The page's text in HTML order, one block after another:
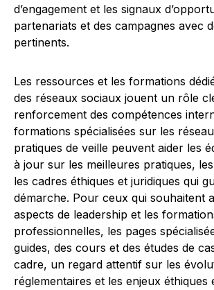
d’engagement et les signaux
partenariats et des campagnes avec
pertinents.
Les ressources et les formations
des réseaux sociaux jouent un rôle
renforcement des compétences
formations spécialisées sur les
pratiques de veille peuvent aider les
à jour sur les meilleures pratiques,
les cadres éthiques et juridiques qui
démarche. Pour ceux qui souhaitent
aspects de leadership et les
professionnelles, les pages
guides, des cours et des études de
cadre, un regard attentif sur les
réglementaires et les enjeux éthiques